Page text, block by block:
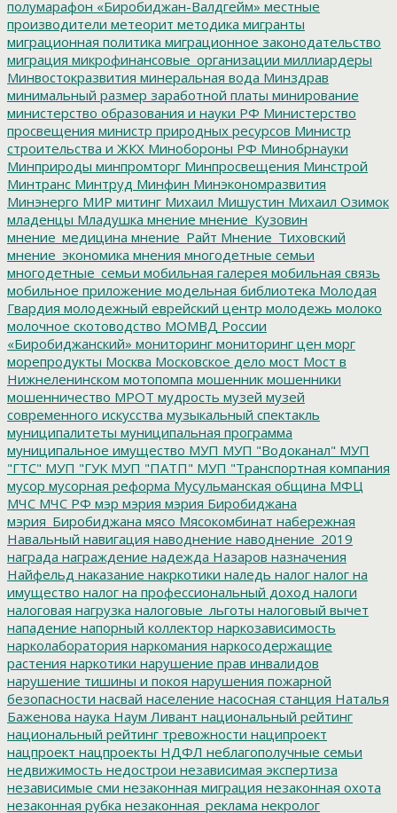
полумарафон «Биробиджан-Валдгейм» местные
производители метеорит методика мигранты
миграционная политика миграционное законодательство
миграция микрофинансовые_организации миллиардеры
Минвостокразвития минеральная вода Минздрав
минимальный размер заработной платы минирование
министерство образования и науки РФ Министерство
просвещения министр природных ресурсов Министр
строительства и ЖКХ Минобороны РФ Минобрнауки
Минприроды минпромторг Минпросвещения Минстрой
Минтранс Минтруд Минфин Минэкономразвития
Минэнерго МИР митинг Михаил Мишустин Михаил Озимок
младенцы Младушка мнение мнение_Кузовин
мнение_медицина мнение_Райт Мнение_Тиховский
мнение_экономика мнения многодетные семьи
многодетные_семьи мобильная галерея мобильная связь
мобильное приложение модельная библиотека Молодая
Гвардия молодежный еврейский центр молодежь молоко
молочное скотоводство МОМВД России
«Биробиджанский» мониторинг мониторинг цен морг
морепродукты Москва Московское дело мост Мост в
Нижнеленинском мотопомпа мошенник мошенники
мошенничество МРОТ мудрость музей музей
современного искусства музыкальный спектакль
муниципалитеты муниципальная программа
муниципальное имущество МУП МУП "Водоканал" МУП
"ГТС" МУП "ГУК МУП "ПАТП" МУП "Транспортная компания
мусор мусорная реформа Мусульманская община МФЦ
МЧС МЧС РФ мэр мэрия мэрия Биробиджана
мэрия_Биробиджана мясо Мясокомбинат набережная
Навальный навигация наводнение наводнение_2019
награда награждение надежда Назаров назначения
Найфельд наказание накркотики наледь налог налог на
имущество налог на профессиональный доход налоги
налоговая нагрузка налоговые_льготы налоговый вычет
нападение напорный коллектор наркозависимость
нарколаборатория наркомания наркосодержащие
растения наркотики нарушение прав инвалидов
нарушение тишины и покоя нарушения пожарной
безопасности насвай население насосная станция Наталья
Баженова наука Наум Ливант национальный рейтинг
национальный рейтинг тревожности наципроект
нацпроект нацпроекты НДФЛ неблагополучные семьи
недвижимость недострои независимая экспертиза
независимые сми незаконная миграция незаконная охота
незаконная рубка незаконная_реклама некролог